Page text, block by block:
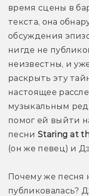
время сцены в
текста, она
обсуждения
нигде не
неизвестны, и
раскрыть эту
настоящее
музыкальным
помог ей выйти
песни Staring at
(он же певец) и
Почему же песня
публиковалась?